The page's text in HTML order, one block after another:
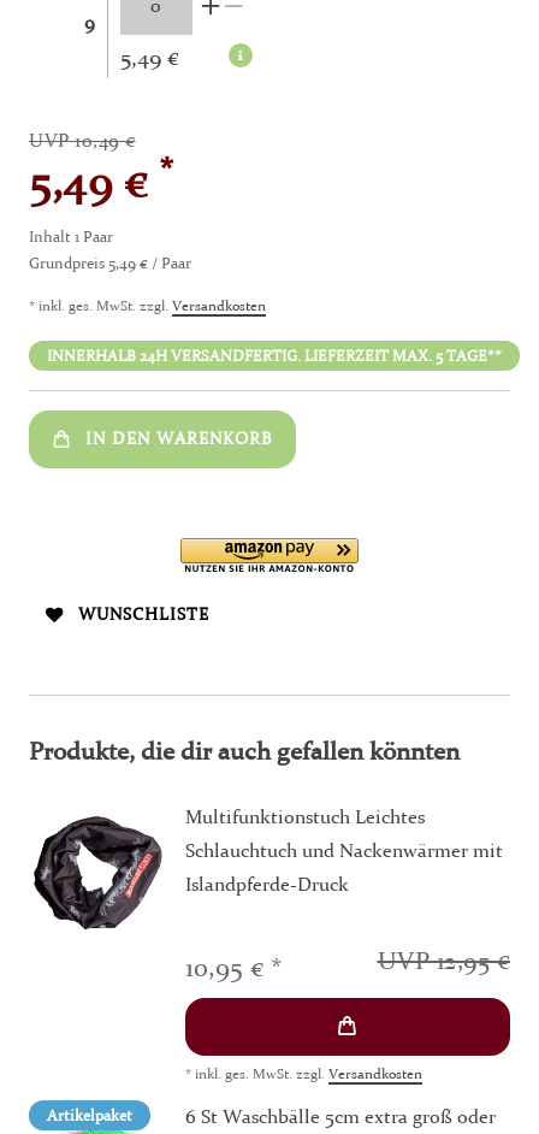
9
5,49 €
UVP 10,49 €
5,49 € *
Inhalt1 Paar
Grundpreis 5,49 € / Paar
* inkl. ges. MwSt. zzgl. Versandkosten
INNERHALB 24H VERSANDFERTIG. LIEFERZEIT MAX. 5 TAGE**
IN DEN WARENKORB
WUNSCHLISTE
Produkte, die dir auch gefallen könnten
Multifunktionstuch Leichtes
Schlauchtuch und Nackenwärmer mit
Islandpferde-Druck
UVP 12,95 €
10,95 € *
* inkl. ges. MwSt. zzgl. Versandkosten
Artikelpaket
6 St Waschbälle 5cm extra groß oder